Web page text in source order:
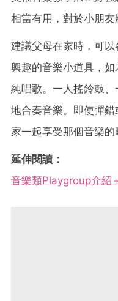
相當有用，對於小朋友
建議父母在家時，可
興趣的音樂小道具，
純唱歌。一人搖鈴鼓
地合奏音樂。即使彈
家一起享受那個音樂的
延伸閱讀：
音樂類Playgroup介紹